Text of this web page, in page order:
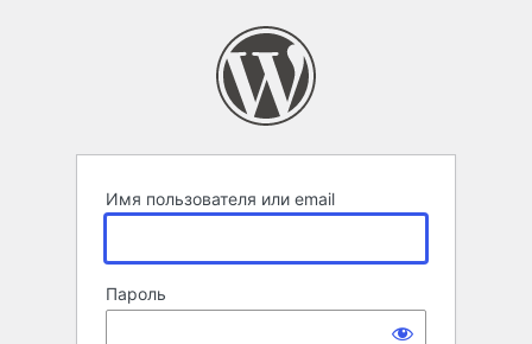
Имя пользователя или email
Пароль